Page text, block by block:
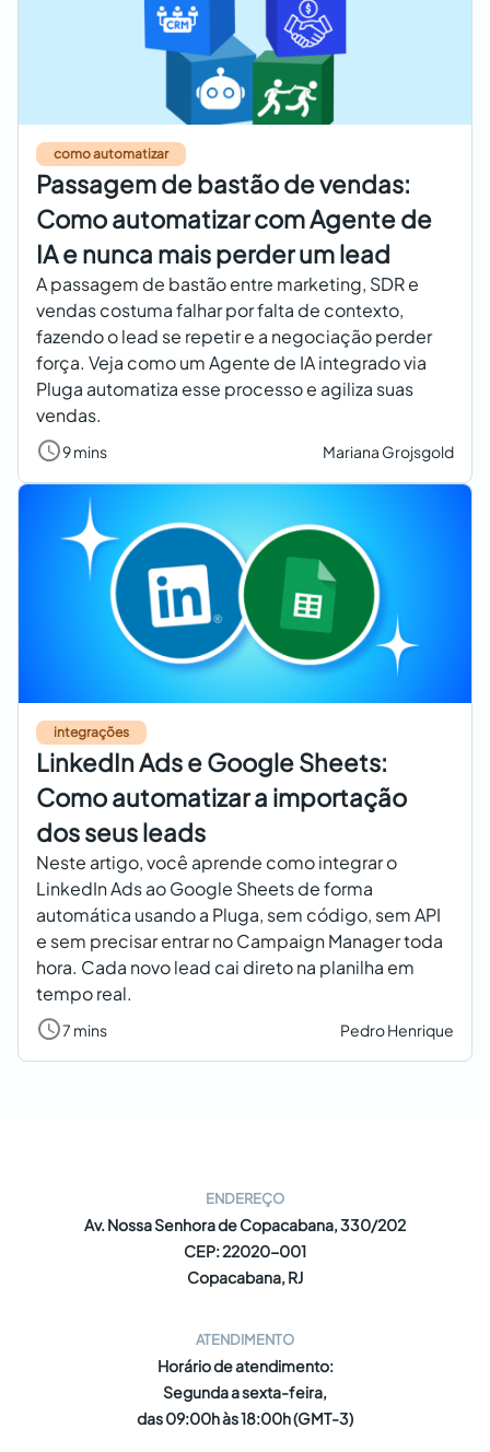
como automatizar
Passagem de bastão de vendas:
Como automatizar com Agente de
IA e nunca mais perder um lead
A passagem de bastão entre marketing, SDR e
vendas costuma falhar por falta de contexto,
fazendo o lead se repetir e a negociação perder
força. Veja como um Agente de IA integrado via
Pluga automatiza esse processo e agiliza suas
vendas.
9 mins Mariana Grojsgold
integrações
LinkedIn Ads e Google Sheets:
Como automatizar a importação
dos seus leads
Neste artigo, você aprende como integrar o
LinkedIn Ads ao Google Sheets de forma
automática usando a Pluga, sem código, sem API
e sem precisar entrar no Campaign Manager toda
hora. Cada novo lead cai direto na planilha em
tempo real.
7 mins Pedro Henrique
ENDEREÇO
Av. Nossa Senhora de Copacabana, 330/202
CEP: 22020-001
Copacabana, RJ
ATENDIMENTO
Horário de atendimento:
Segunda a sexta-feira,
das 09:00h às 18:00h (GMT-3)